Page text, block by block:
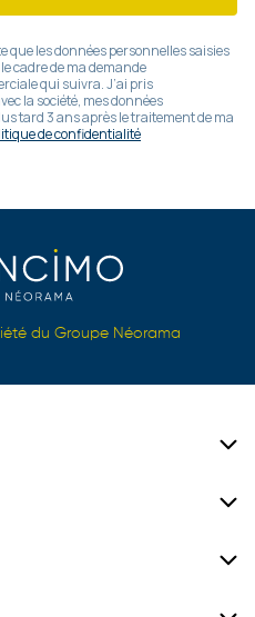
que les données personnelles saisies
cadre de ma demande
qui suivra. J’ai pris
la société, mes données
tard 3 ans après le traitement de ma
de confidentialité
du Groupe Néorama